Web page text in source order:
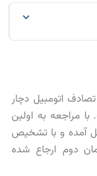
تصادف اتومبیل دچار
مراجعه به اولین
آمده و با تشخیص
دوم ارجاع شده